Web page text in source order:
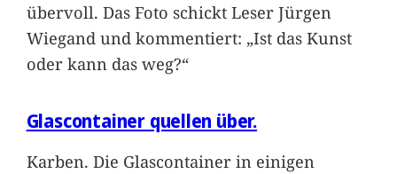
übervoll. Das Foto schickt Leser Jürgen
Wiegand und kommentiert: „Ist das Kunst
oder kann das weg?“
Glascontainer quellen über.
Karben. Die Glascontainer in einigen